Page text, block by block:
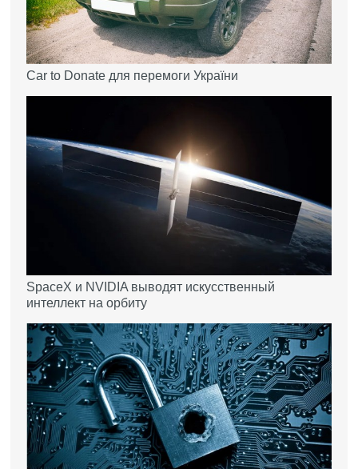
Car to Donate для перемоги України
SpaceX и NVIDIA выводят искусственный
интеллект на орбиту